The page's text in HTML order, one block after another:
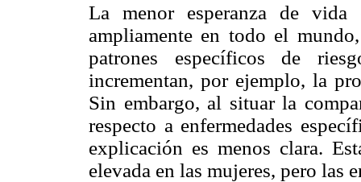
La menor esperanza de vida
ampliamente en todo el
patrones específicos de
incrementan, por ejemplo, la
Sin embargo, al situar la
respecto a enfermedades
explicación es menos clara.
elevada en las mujeres, pero las